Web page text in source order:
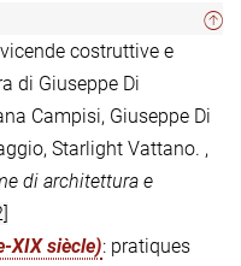
costruttive e
di Giuseppe Di
Campisi, Giuseppe Di
Starlight Vattano. ,
di architettura e
XIX siècle): pratiques